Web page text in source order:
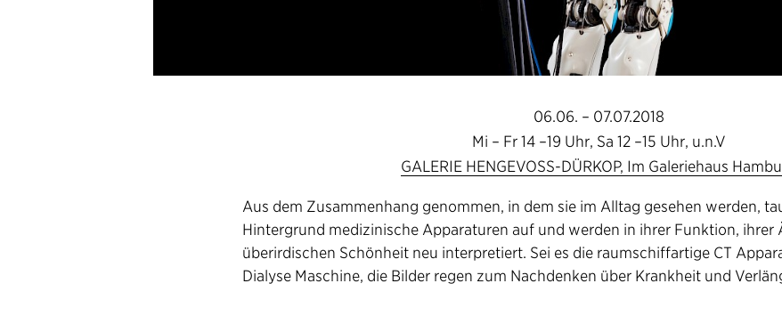
06.06. – 07.07.2018
Mi – Fr 14 –19 Uhr, Sa 12 –15 Uhr, u.n.V
GALERIE HENGEVOSS-DÜRKOP, Im Galeriehaus
Aus dem Zusammenhang genommen, in dem sie im Alltag gesehen werden,
Hintergrund medizinische Apparaturen auf und werden in ihrer Funktion, ihrer
überirdischen Schönheit neu interpretiert. Sei es die raumschiffartige CT
Dialyse Maschine, die Bilder regen zum Nachdenken über Krankheit und